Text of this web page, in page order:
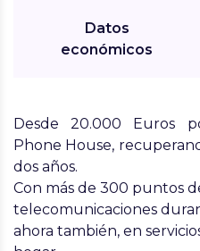
Datos
económicos
Desde 20.000 Euros
Phone House,
dos años.
Con más de 300 puntos
telecomunicaciones
ahora también, en